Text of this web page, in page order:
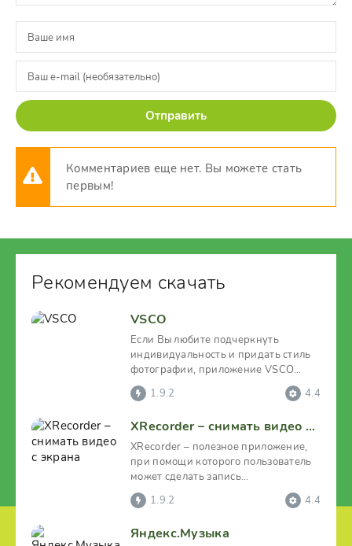
Отправить
Комментариев еще нет. Вы можете стать
первым!
Рекомендуем скачать
VSCO
Если Вы любите подчеркнуть
индивидуальность и придать стиль
фотографии, приложение VSCO
специально для Вас!Вы можете
1.9.2 4.4
XRecorder – снимать видео с экрана
XRecorder – полезное приложение,
при помощи которого пользователь
может сделать запись
происходящего на экране
1.9.2 4.4
Яндекс.Музыка